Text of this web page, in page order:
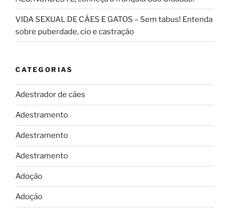
VIDA SEXUAL DE CÃES E GATOS – Sem tabus! Entenda
sobre puberdade, cio e castração
CATEGORIAS
Adestrador de cães
Adestramento
Adestramento
Adestramento
Adoção
Adoção